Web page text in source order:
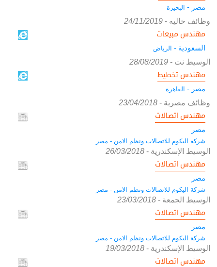
مصر - البحيرة
وظائف خاليه -
24/11/2019
مهندس مبيعات
السعودية - الرياض
الوسيط نت -
28/08/2019
مهندس تخطيط
مصر - القاهرة
وظائف مصرية -
23/04/2018
مهندس اتصالات
مصر
شركة اليكوم للاتصالات ونظم الامن - مصر
الوسيط الإسكندرية -
26/03/2018
مهندس اتصالات
مصر
شركة اليكوم للاتصالات ونظم الامن - مصر
الوسيط الجمعة -
23/03/2018
مهندس اتصالات
مصر
شركة اليكوم للاتصالات ونظم الامن - مصر
الوسيط الإسكندرية -
19/03/2018
مهندس اتصالات